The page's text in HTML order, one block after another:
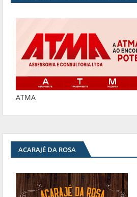
ATMA
ACARAJÉ DA ROSA